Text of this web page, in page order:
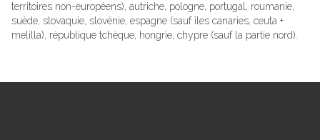
territoires non-européens), autriche, pologne, portugal, roumanie,
suède, slovaquie, slovénie, espagne (sauf îles canaries, ceuta +
melilla), république tchèque, hongrie, chypre (sauf la partie nord).